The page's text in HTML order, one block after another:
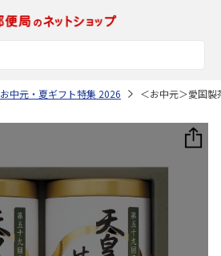
お中元・夏ギフト特集 2026 ＜お中元＞愛国